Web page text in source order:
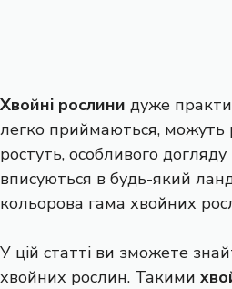
Хвойні рослини дуже
легко приймаються, можуть
ростуть, особливого
вписуються в будь-який
кольорова гама хвойних
У цій статті ви зможете
хвойних рослин. Такими